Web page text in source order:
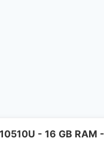
- 16 GB RAM